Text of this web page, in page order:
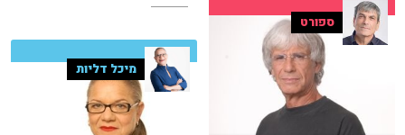
ספורט
מיכל דליות